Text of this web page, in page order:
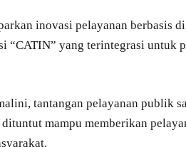
inovasi pelayanan berbasis
“CATIN” yang terintegrasi untuk
tantangan pelayanan publik
mampu memberikan